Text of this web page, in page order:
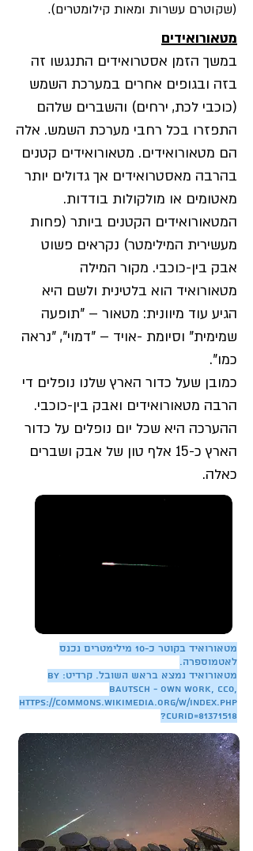
(שקוטרם עשרות ומאות קילומטרים).
מטאורואידים
במשך הזמן אסטרואידים התנגשו זה
בזה ובגופים אחרים במערכת השמש
(כוכבי לכת, ירחים) והשברים שלהם
התפזרו בכל רחבי מערכת השמש. אלה
הם מטאורואידים. מטאורואידים קטנים
בהרבה מאסטרואידים אך גדולים יותר
מאטומים או מולקולות בודדות.
המטאורואידים הקטנים ביותר (פחות
מעשירית המילימטר) נקראים פשוט
אבק בין-כוכבי. מקור המילה
מטאורואיד הוא בלטינית ולשם היא
הגיע עוד מיוונית: מטאור – "תופעה
שמימית" וסיומת -אויד – "דמוי", "נראה
כמו".
כמובן שעל כדור הארץ שלנו נופלים די
הרבה מטאורואידים ואבק בין-כוכבי.
ההערכה היא שכל יום נופלים על כדור
הארץ כ-15 אלף טון של אבק ושברים
כאלה.
מטאורואיד בקוטר כ-10 מילימטרים נכנס
לאטמוספרה.
מטאורואיד נמצא בראש השובל. קרדיט: By
Bautsch - Own work, CC0,
https://commons.wikimedia.org/w/index.php
?curid=81371518